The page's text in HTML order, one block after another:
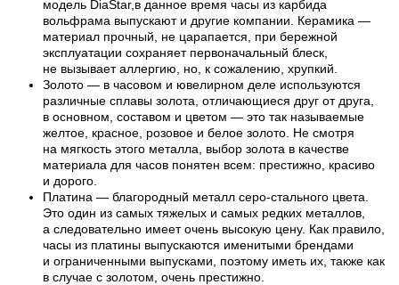
модель DiaStar,в данное время часы из карбида
вольфрама выпускают и другие компании. Керамика —
материал прочный, не царапается, при бережной
эксплуатации сохраняет первоначальный блеск,
не вызывает аллергию, но, к сожалению, хрупкий.
Золото — в часовом и ювелирном деле используются
различные сплавы золота, отличающиеся друг от друга,
в основном, составом и цветом — это так называемые
желтое, красное, розовое и белое золото. Не смотря
на мягкость этого металла, выбор золота в качестве
материала для часов понятен всем: престижно, красиво
и дорого.
Платина — благородный металл серо-стального цвета.
Это один из самых тяжелых и самых редких металлов,
а следовательно имеет очень высокую цену. Как правило,
часы из платины выпускаются именитыми брендами
и ограниченными выпусками, поэтому иметь их, также как
в случае с золотом, очень престижно.